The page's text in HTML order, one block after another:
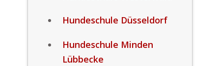
Hundeschule Düsseldorf
Hundeschule Minden
Lübbecke